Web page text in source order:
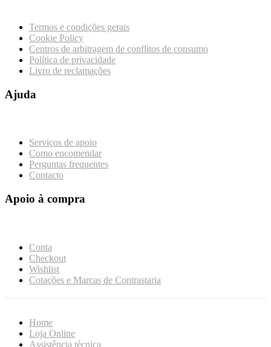
Termos e condições gerais
Cookie Policy
Centros de arbitragem de conflitos de consumo
Política de privacidade
Livro de reclamações
Ajuda
Serviços de apoio
Como encomendar
Perguntas frequentes
Contacto
Apoio à compra
Conta
Checkout
Wishlist
Cotações e Marcas de Contrastaria
Home
Loja Online
Assistência técnica